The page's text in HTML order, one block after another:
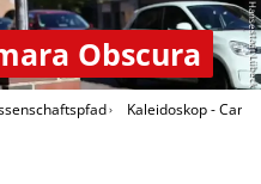
Hansestadt Lübeck
Obscura
Kaleidoskop -